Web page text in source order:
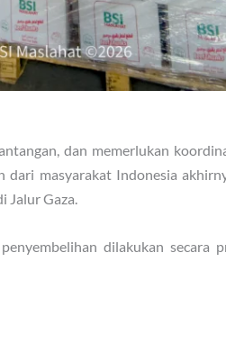
dan memerlukan
masyarakat Indonesia
Jalur Gaza.
dilakukan secara